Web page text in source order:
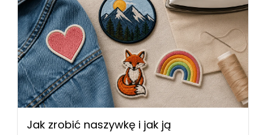
Jak zrobić naszywkę i jak ją